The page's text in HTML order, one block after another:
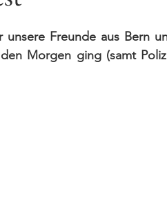
Freunde aus Bern
Morgen ging (samt